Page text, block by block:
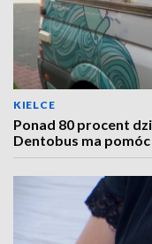
KIELCE
Ponad 80 procent
Dentobus ma